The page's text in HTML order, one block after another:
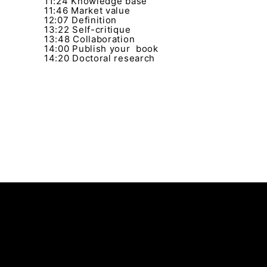
11:46 Market value
12:07 Definition
13:22 Self-critique
13:48 Collaboration
14:00 Publish your book
14:20 Doctoral research